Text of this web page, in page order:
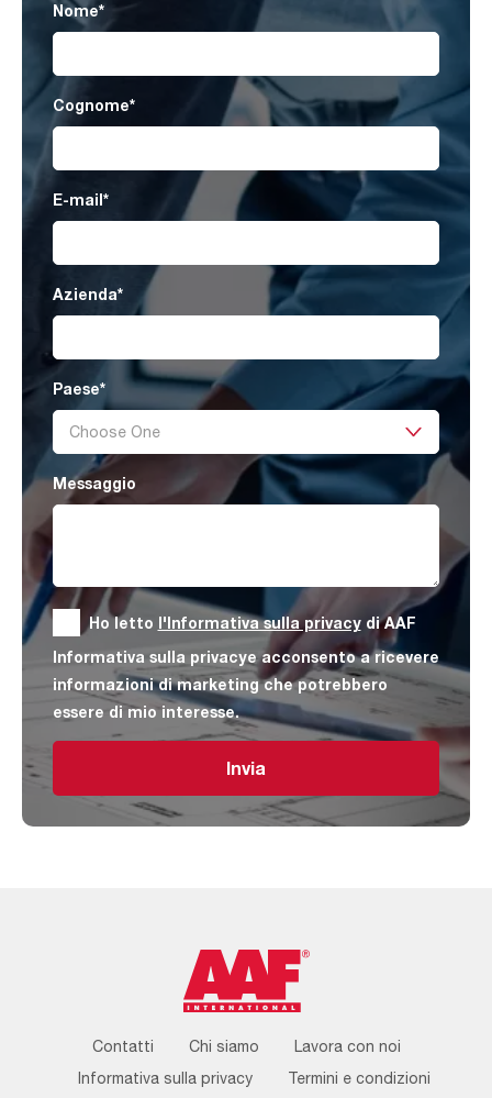
Nome*
Cognome*
E-mail*
Azienda*
Paese*
Messaggio
Ho letto l'Informativa sulla privacydi AAF
Informativa sulla privacye acconsento a ricevere
informazioni di marketing che potrebbero
essere di mio interesse.
Invia
Footer
Contatti Chi siamo
Lavora con noi
Informativa sulla privacy
Termini e condizioni